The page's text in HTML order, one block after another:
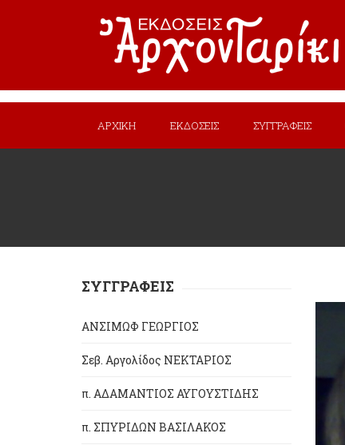
ΑΡΧΙΚΗ ΕΚΔΟΣΕΙΣ ΣΥΓΓΡΑΦΕΙΣ
ΣΥΓΓΡΑΦΕΙΣ
ΑΝΣΙΜΩΦ ΓΕΩΡΓΙΟΣ
Σεβ. Αργολίδος ΝΕΚΤΑΡΙΟΣ
π. ΑΔΑΜΑΝΤΙΟΣ ΑΥΓΟΥΣΤΙΔΗΣ
π. ΣΠΥΡΙΔΩΝ ΒΑΣΙΛΑΚΟΣ